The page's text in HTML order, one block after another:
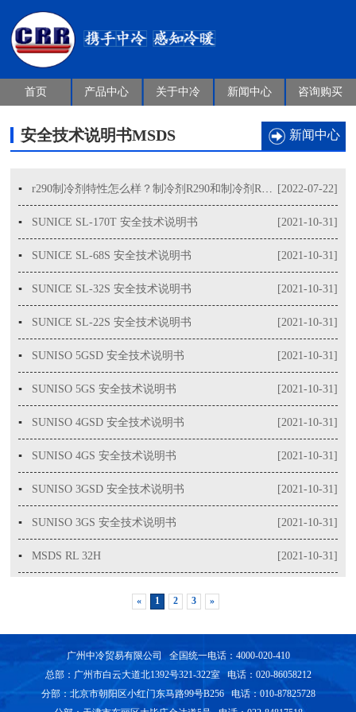
首页 产品中心 关于中冷 新闻中心 咨询购买
安全技术说明书MSDS 新闻中心
[2022-07-22]
▪r290制冷剂特性怎么样？制冷剂R290和制冷剂R22性能对比
[2021-10-31]
▪ SUNICE SL-170T 安全技术说明书
[2021-10-31]
▪ SUNICE SL-68S 安全技术说明书
[2021-10-31]
▪ SUNICE SL-32S 安全技术说明书
[2021-10-31]
▪ SUNICE SL-22S 安全技术说明书
[2021-10-31]
▪ SUNISO 5GSD 安全技术说明书
[2021-10-31]
▪ SUNISO 5GS 安全技术说明书
[2021-10-31]
▪ SUNISO 4GSD 安全技术说明书
[2021-10-31]
▪ SUNISO 4GS 安全技术说明书
[2021-10-31]
▪ SUNISO 3GSD 安全技术说明书
[2021-10-31]
▪ SUNISO 3GS 安全技术说明书
[2021-10-31]
▪MSDS RL 32H
« 1 2 3 »
广州中冷贸易有限公司 全国统一电话：4000-020-410
总部：广州市白云大道北1392号321-322室 电话：020-86058212
分部：北京市朝阳区小红门东马路99号B256 电话：010-87825728